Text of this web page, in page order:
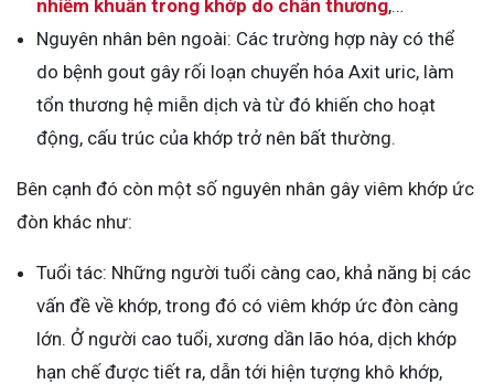
nhiễm khuẩn trong khớp do chấn thương,…
Nguyên nhân bên ngoài: Các trường hợp này có thể
do bệnh gout gây rối loạn chuyển hóa Axit uric, làm
tổn thương hệ miễn dịch và từ đó khiến cho hoạt
động, cấu trúc của khớp trở nên bất thường.
Bên cạnh đó còn một số nguyên nhân gây viêm khớp ức
đòn khác như:
Tuổi tác: Những người tuổi càng cao, khả năng bị các
vấn đề về khớp, trong đó có viêm khớp ức đòn càng
lớn. Ở người cao tuổi, xương dần lão hóa, dịch khớp
hạn chế được tiết ra, dẫn tới hiện tượng khô khớp,